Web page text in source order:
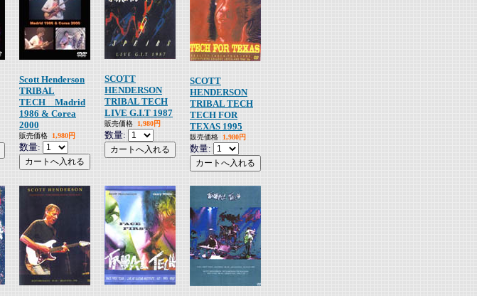
Scott Henderson
TRIBAL
TECH Madrid
1986 & Corea
2000
販売価格 1,980円
数量:
SCOTT
HENDERSON
TRIBAL TECH
LIVE G.I.T 1987
販売価格 1,980円
数量:
SCOTT
HENDERSON
TRIBAL TECH
TECH FOR
TEXAS 1995
販売価格 1,980円
数量: